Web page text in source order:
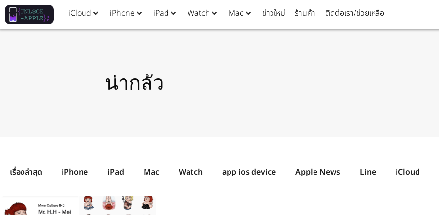
iCloud iPhone iPad Watch Mac ข่าวใหม่ ร้านค้า ติดต่อเรา/ช่วยเหลือ
น่ากลัว
เรื่องล่าสุด iPhone iPad Mac Watch app ios device Apple News Line iCloud